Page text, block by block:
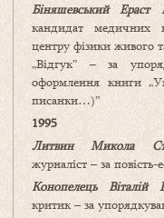
Біняшевський Ераст
кандидат медичних
центру фізики живого
„Відгук” – за
оформлення книги
писанки…)”
1995
Литвин Микола
журналіст – за повість-
Конопелець Віталій
критик – за